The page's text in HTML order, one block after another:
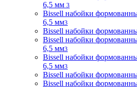
6,5 мм 3
Bissell набойки
6,5 мм3
Bissell набойки
Bissell набойки
6,5 мм3
Bissell набойки
6,5 мм3
Bissell набойки
Bissell набойки